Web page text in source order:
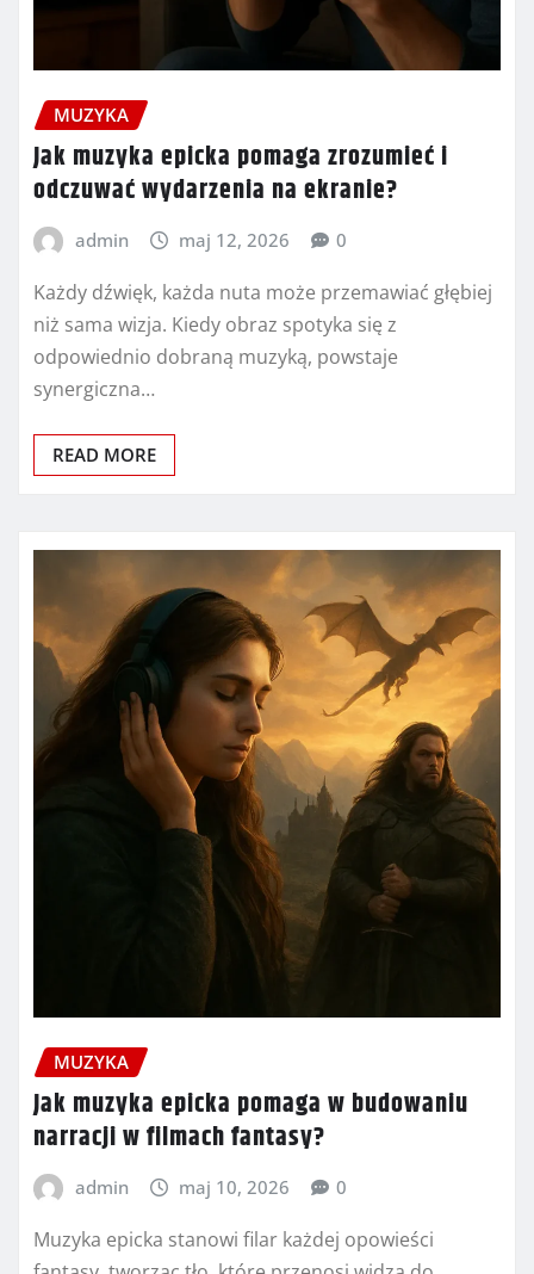
MUZYKA
Jak muzyka epicka pomaga zrozumieć i
odczuwać wydarzenia na ekranie?
admin maj 12, 2026 0
Każdy dźwięk, każda nuta może przemawiać głębiej
niż sama wizja. Kiedy obraz spotyka się z
odpowiednio dobraną muzyką, powstaje
synergiczna…
READ MORE
MUZYKA
Jak muzyka epicka pomaga w budowaniu
narracji w filmach fantasy?
admin maj 10, 2026 0
Muzyka epicka stanowi filar każdej opowieści